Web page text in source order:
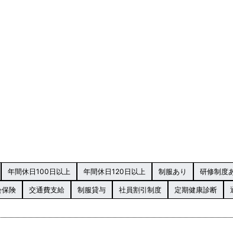
年間休日100日以上 年間休日120日以上 制服あり 研修制度
保険 交通費支給 制服貸与 社員割引制度 定期健康診断